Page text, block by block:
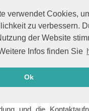
Mal ein Kind
erstellen“registrieren.
an Ihre E-Mail-Adresse
Benutzerkonto erstellen
und die
verwendet Cookies,
zu verbessern.
der Website
Infos finden Sie
Ok